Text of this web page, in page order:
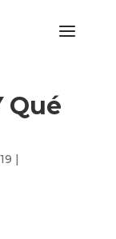
Qué
|